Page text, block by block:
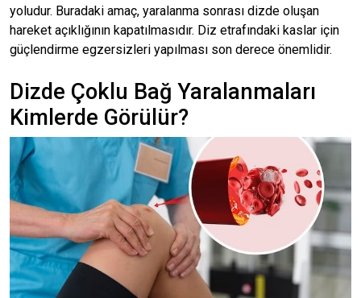
yoludur. Buradaki amaç, yaralanma sonrası dizde oluşan
hareket açıklığının kapatılmasıdır. Diz etrafındaki kaslar için
güçlendirme egzersizleri yapılması son derece önemlidir.
Dizde Çoklu Bağ Yaralanmaları
Kimlerde Görülür?